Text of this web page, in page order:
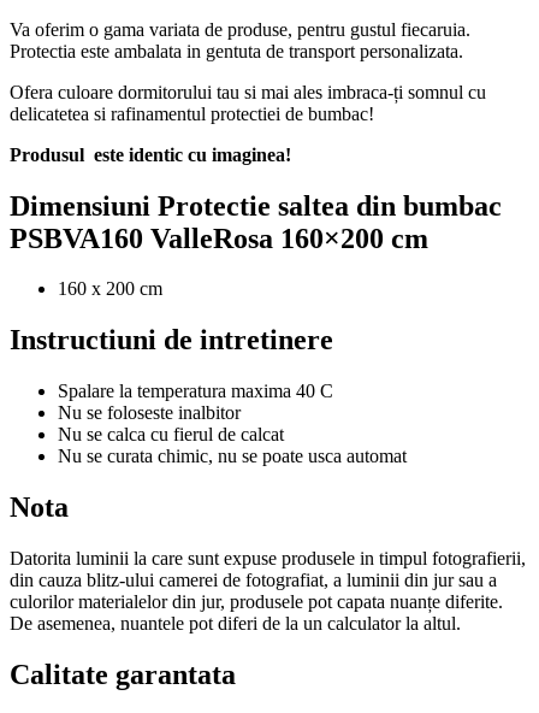
Va oferim o gama variata de produse, pentru gustul fiecaruia.
Protectia este ambalata in gentuta de transport personalizata.
Ofera culoare dormitorului tau si mai ales imbraca-ți somnul cu
delicatetea si rafinamentul protectiei de bumbac!
Produsul este identic cu imaginea!
Dimensiuni Protectie saltea din bumbac
PSBVA160 ValleRosa 160×200 cm
160 x 200 cm
Instructiuni de intretinere
Spalare la temperatura maxima 40 C
Nu se foloseste inalbitor
Nu se calca cu fierul de calcat
Nu se curata chimic, nu se poate usca automat
Nota
Datorita luminii la care sunt expuse produsele in timpul fotografierii,
din cauza blitz-ului camerei de fotografiat, a luminii din jur sau a
culorilor materialelor din jur, produsele pot capata nuanțe diferite.
De asemenea, nuantele pot diferi de la un calculator la altul.
Calitate garantata